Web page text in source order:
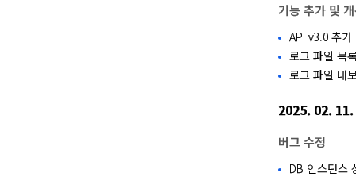
기능 추가 및
API v3.0 추가
로그 파일 목
로그 파일 내
2025. 02. 11.
버그 수정
DB 인스턴스